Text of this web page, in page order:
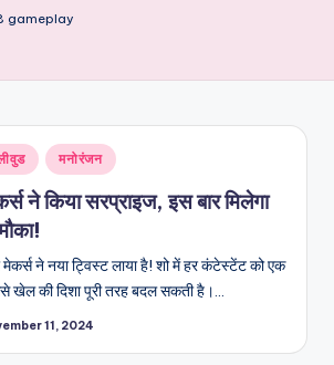
gameplay
मनोरंजन
ने किया सरप्राइज, इस बार मिलेगा
मेकर्स ने नया ट्विस्ट लाया है! शो में हर कंटेस्टेंट को एक
खेल की दिशा पूरी तरह बदल सकती है।…
11, 2024